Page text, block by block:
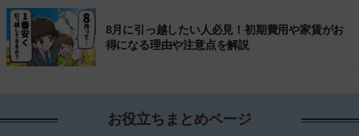
8月に引っ越したい人必見！初期費用や家賃がお
得になる理由や注意点を解説
お役立ちまとめページ